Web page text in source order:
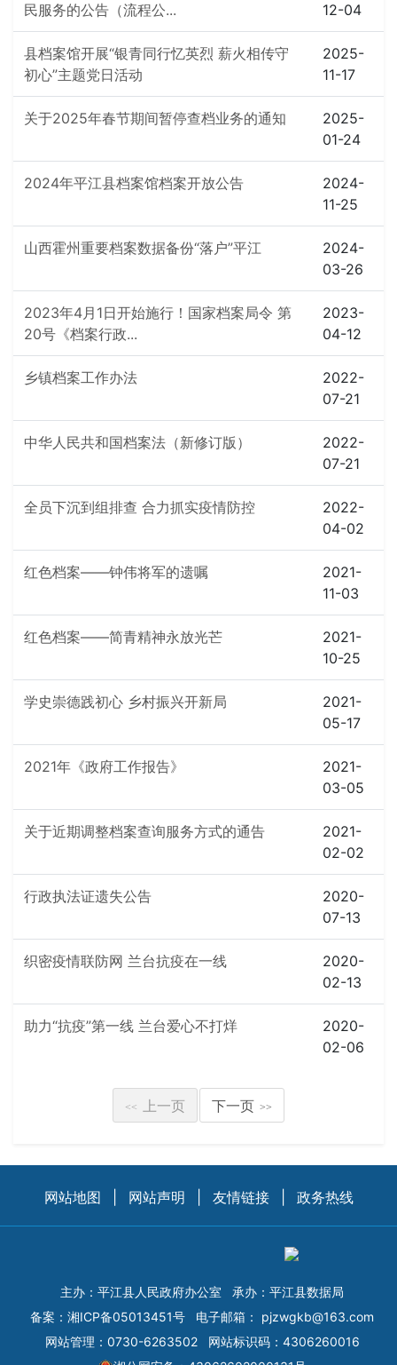
民服务的公告（流程公...
12-04
县档案馆开展“银青同行忆英烈 薪火相传守
初心”主题党日活动
2025-
11-17
关于2025年春节期间暂停查档业务的通知
2025-
01-24
2024年平江县档案馆档案开放公告
2024-
11-25
山西霍州重要档案数据备份“落户”平江
2024-
03-26
2023年4月1日开始施行！国家档案局令 第
20号《档案行政...
2023-
04-12
乡镇档案工作办法
2022-
07-21
中华人民共和国档案法（新修订版）
2022-
07-21
全员下沉到组排查 合力抓实疫情防控
2022-
04-02
红色档案——钟伟将军的遗嘱
2021-
11-03
红色档案——简青精神永放光芒
2021-
10-25
学史崇德践初心 乡村振兴开新局
2021-
05-17
2021年《政府工作报告》
2021-
03-05
关于近期调整档案查询服务方式的通告
2021-
02-02
行政执法证遗失公告
2020-
07-13
织密疫情联防网 兰台抗疫在一线
2020-
02-13
助力“抗疫”第一线 兰台爱心不打烊
2020-
02-06
<< 上一页 下一页 >>
网站地图 网站声明 友情链接 政务热线
主办：平江县人民政府办公室
承办：平江县数据局
备案： 湘ICP备05013451号 电子邮箱： pjzwgkb@163.com
网站管理：0730-6263502
网站标识码：4306260016